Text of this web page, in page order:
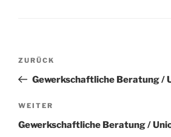
Beitragsnavigation
Vorheriger
Beitrag
ZURÜCK
Gewerkschaftliche Beratung /
Nächster
Beitrag
WEITER
Gewerkschaftliche Beratung /